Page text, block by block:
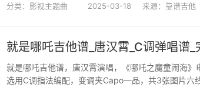
分类： 影视主题曲 2025-03-18 来源：靠谱吉他
就是哪吒吉他谱_唐汉霄_C调弹唱谱_
就是哪吒吉他谱，唐汉霄演唱，《哪吒之魔童闹海》
选用C调指法编配，变调夹Capo一品，共3张图片六